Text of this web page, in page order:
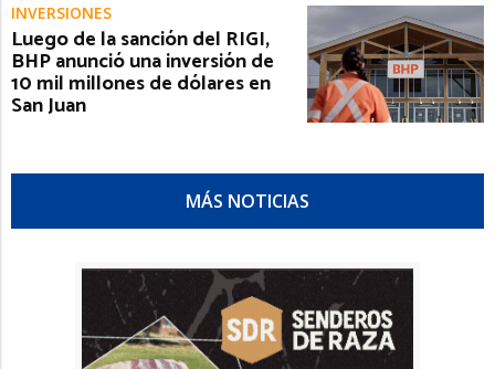
INVERSIONES
Luego de la sanción del RIGI,
BHP anunció una inversión de
10 mil millones de dólares en
San Juan
MÁS NOTICIAS